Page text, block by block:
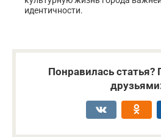
идентичности.
Понравилась статья?